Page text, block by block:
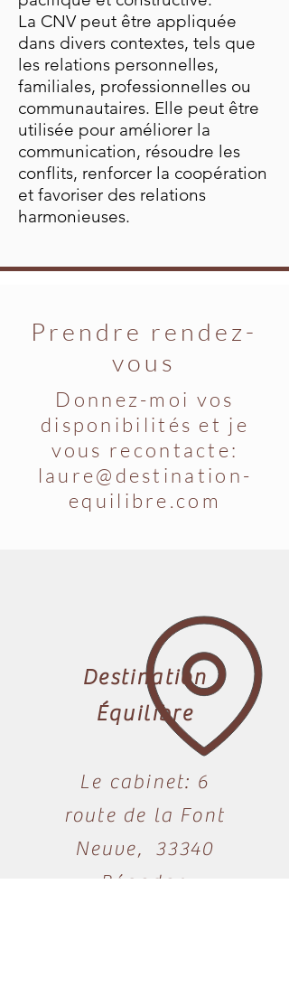
La CNV peut être appliquée
dans divers contextes, tels que
les relations personnelles,
familiales, professionnelles ou
communautaires. Elle peut être
utilisée pour améliorer la
communication, résoudre les
conflits, renforcer la coopération
et favoriser des relations
harmonieuses.
Prendre rendez-
vous
Donnez-moi vos
disponibilités et je
vous recontacte:
laure@destination-
equilibre.com
Destination
Équilibre
Le cabinet: 6
route de la Font
Neuve, 33340
Bégadan​​